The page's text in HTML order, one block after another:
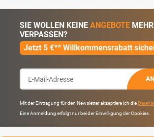
SIE WOLLEN KEINE ANGEBOTE MEHR
VERPASSEN?
Jetzt 5 €** Willkommensrabatt
Mit der Eintragung für den Newsletter akzeptiere ich die
Eine Anmeldung erfolgt nur bei der Einwilligung der Cookies.